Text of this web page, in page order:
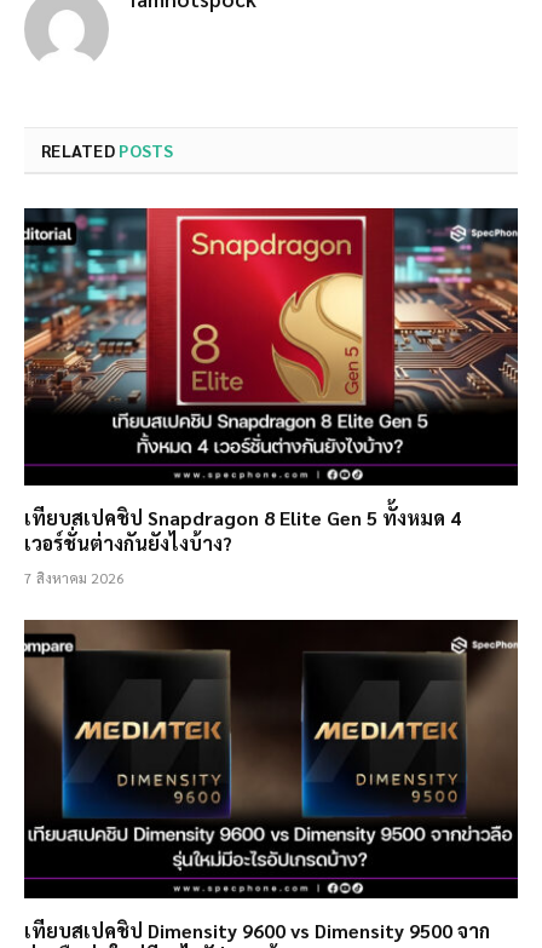
RELATED POSTS
เทียบสเปคชิป Snapdragon 8 Elite Gen 5 ทั้งหมด 4
เวอร์ชั่นต่างกันยังไงบ้าง?
7 สิงหาคม 2026
เทียบสเปคชิป Dimensity 9600 vs Dimensity 9500 จาก